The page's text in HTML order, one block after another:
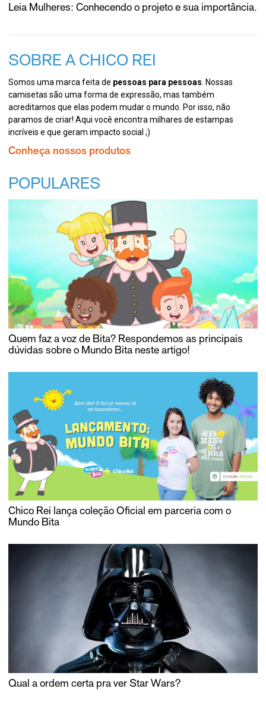
Leia Mulheres: Conhecendo o projeto e sua importância.
SOBRE A CHICO REI
Somos uma marca feita de pessoas para pessoas . Nossas
camisetas são uma forma de expressão, mas também
acreditamos que elas podem mudar o mundo. Por isso, não
paramos de criar! Aqui você encontra milhares de estampas
incríveis e que geram impacto social ;)
Conheça nossos produtos
POPULARES
Quem faz a voz de Bita? Respondemos as principais
dúvidas sobre o Mundo Bita neste artigo!
Chico Rei lança coleção Oficial em parceria com o
Mundo Bita
Qual a ordem certa pra ver Star Wars?